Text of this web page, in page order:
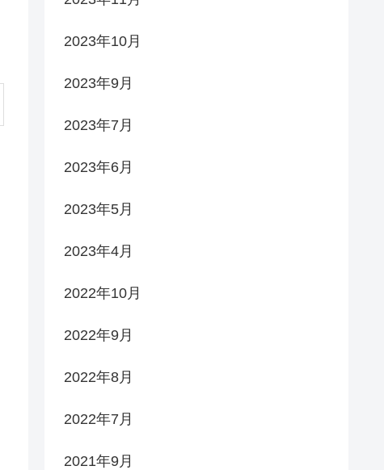
2023年10月
2023年9月
2023年7月
2023年6月
2023年5月
2023年4月
2022年10月
2022年9月
2022年8月
2022年7月
2021年9月